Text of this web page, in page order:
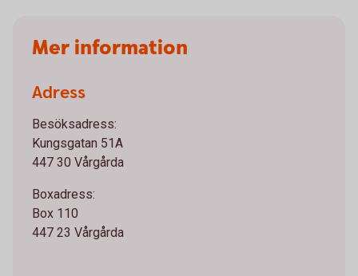
Mer information
Adress
Besöksadress:
Kungsgatan 51A
447 30 Vårgårda
Boxadress:
Box 110
447 23 Vårgårda